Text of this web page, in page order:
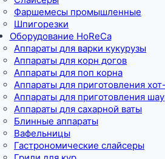
Фаршемесы промышленные
Шпигорезки
Оборудование HoReCa
Аппараты для варки кукурузы
Аппараты для корн догов
Аппараты для поп корна
Аппараты для приготовления
Аппараты для приготовления
Аппараты для сахарной ваты
Блинные аппараты
Вафельницы
Гастрономические слайсеры